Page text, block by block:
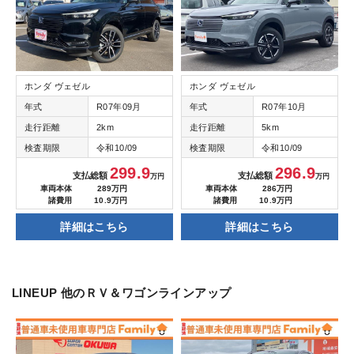
ホンダ ヴェゼル
年式 R07年09月
走行距離 2km
検査期限 令和10/09
支払総額299.9万円
車両本体
289万円
諸費用
10.9万円
詳細はこちら
ホンダ ヴェゼル
年式 R07年10月
走行距離 5km
検査期限 令和10/09
支払総額296.9万円
車両本体
286万円
諸費用
10.9万円
詳細はこちら
LINEUP 他のＲＶ＆ワゴンラインアップ